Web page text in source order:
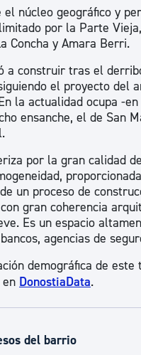
el núcleo geográfico y
por la Parte
Concha y Amara Berri.
a construir tras el
el proyecto del
la actualidad ocupa -
ensanche, el de San
por la gran calidad
un proceso de
gran coherencia
Es un espacio
agencias de
demográfica de
DonostiaData.
del barrio